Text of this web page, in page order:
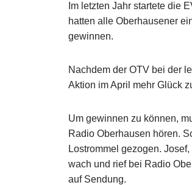
Im letzten Jahr startete die
hatten alle Oberhausener
gewinnen.
Nachdem der OTV bei der
Aktion im April mehr Glück
Um gewinnen zu können,
Radio Oberhausen hören.
Lostrommel gezogen.
wach und rief bei Radio
auf Sendung.